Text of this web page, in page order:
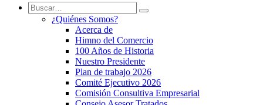
¿Quiénes Somos?
Acerca de
Himno del Comercio
100 Años de Historia
Nuestro Presidente
Plan de trabajo 2026
Comité Ejecutivo 2026
Comisión Consultiva Empresarial